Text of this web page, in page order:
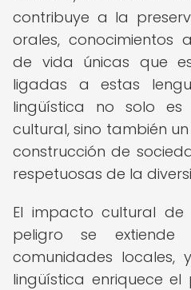
contribuye a la
orales, conocimientos
de vida únicas que
ligadas a estas
lingüística no solo
cultural, sino también
construcción de
respetuosas de la
El impacto cultural
peligro se
comunidades locales,
lingüística enriquece